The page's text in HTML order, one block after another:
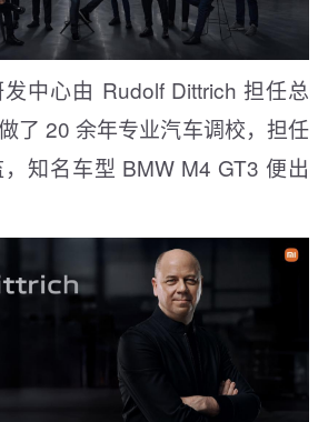
中心由 Rudolf Dittrich 担任总
了 20 余年专业汽车调校，担任
知名车型 BMW M4 GT3 便出